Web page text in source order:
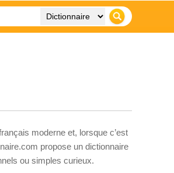
moderne et, lorsque c’est
propose un dictionnaire
ou simples curieux.